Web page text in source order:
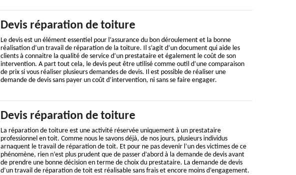
Devis réparation de toiture
Le devis est un élément essentiel pour l’assurance du bon déroulement et la bonne
réalisation d’un travail de réparation de la toiture. Il s’agit d’un document qui aide les
clients à connaitre la qualité de service d’un prestataire et également le coût de son
intervention. A part tout cela, le devis peut être utilisé comme outil d’une comparaison
de prix si vous réaliser plusieurs demandes de devis. Il est possible de réaliser une
demande de devis sans payer un coût d’intervention, ni sans se faire engager.
Devis réparation de toiture
La réparation de toiture est une activité réservée uniquement à un prestataire
professionnel en toit. Comme nous le savons déjà, de nos jours, plusieurs individus
arnaquent le travail de réparation de toit. Et pour ne pas devenir l’un des victimes de ce
phénomène, rien n’est plus prudent que de passer d’abord à la demande de devis avant
de prendre une bonne décision en terme de choix du prestataire. La demande de devis
d’un travail de réparation de toit est réalisable sans frais et encore moins d’engagement.